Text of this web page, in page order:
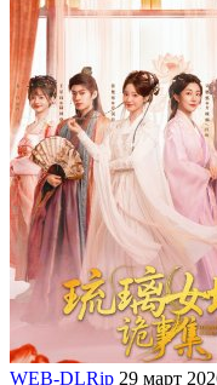
WEB-DLRip 29 март